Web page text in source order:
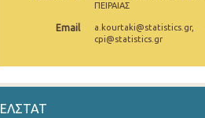
Σεπτεμβρίου 2024
Αυγούστου 2024
Ιουλίου 2024
ΠΕΙΡΑΙΑΣ
Email
a.kourtaki@statistics.gr,
cpi@statistics.gr
ΕΛΣΤΑΤ